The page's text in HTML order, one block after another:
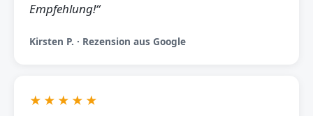
Empfehlung!“
Kirsten P. · Rezension aus Google
★★★★★